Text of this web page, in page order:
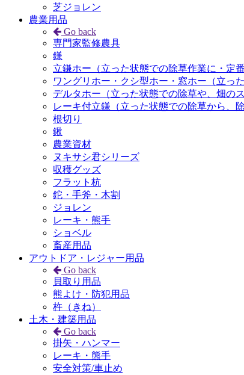
芝ジョレン
農業用品
Go back
専門家監修農具
鎌
立鎌ホー（立った状態での除草作業に・定番
ワングリホー・クシ型ホー・窓ホー（立っ
デルタホー（立った状態での除草や、畑の
レーキ付立鎌（立った状態での除草から、
根切り
鍬
農業資材
ヌキサシ君シリーズ
収穫グッズ
フラット杭
鉈・手斧・木割
ジョレン
レーキ・熊手
ショベル
畜産用品
アウトドア・レジャー用品
Go back
貝取り用品
熊よけ・防犯用品
杵（きね）
土木・建築用品
Go back
掛矢・ハンマー
レーキ・熊手
安全対策/車止め